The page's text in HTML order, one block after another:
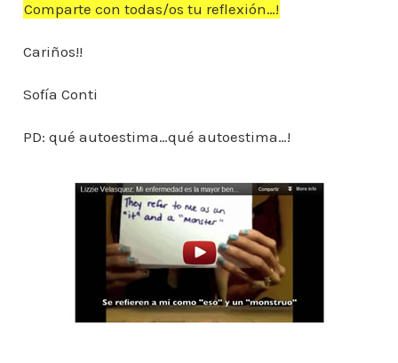
Comparte con todas/os tu reflexión…!
Cariños!!
Sofía Conti
PD: qué autoestima…qué autoestima…!